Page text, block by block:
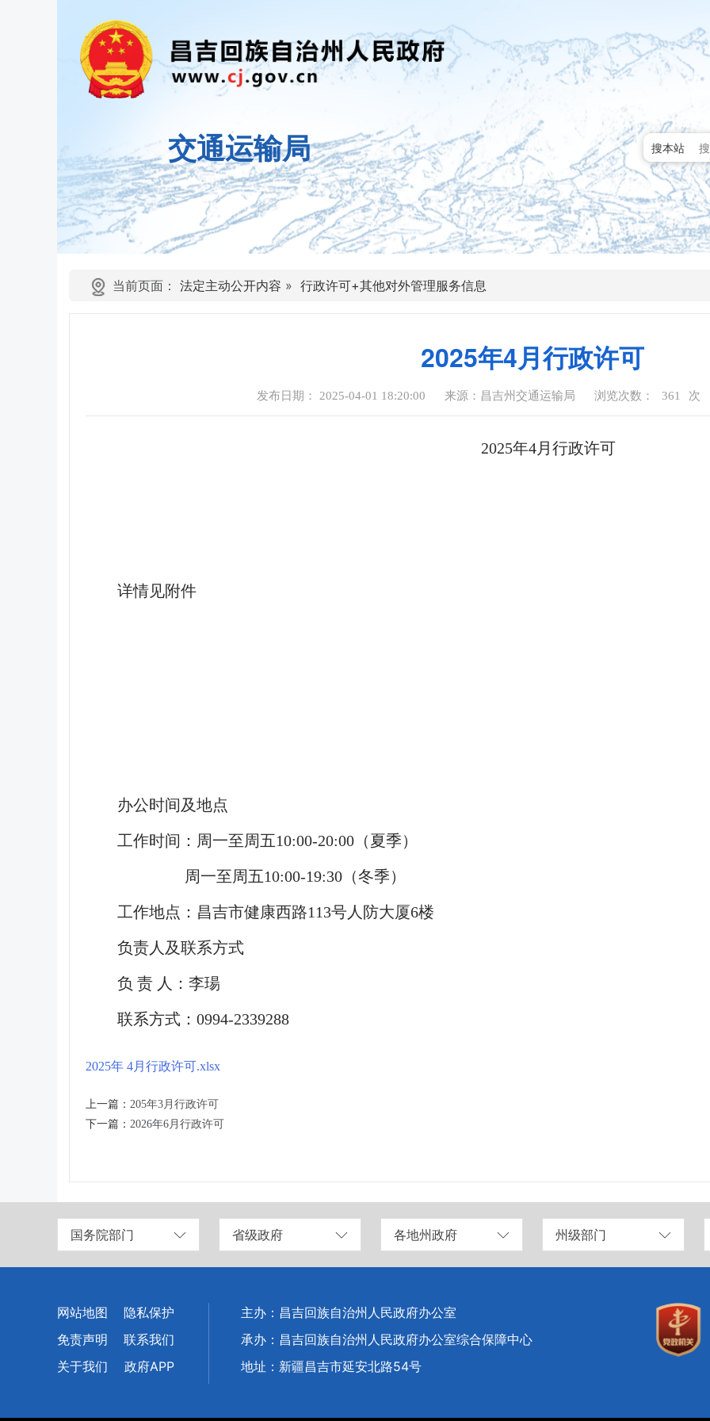
交通运输局 搜本站
当前页面： 法定主动公开内容 » 行政许可+其他对外管理服务信息
2025年4月行政许可
发布日期： 2025-04-01 18:20:00 来源：昌吉州交通运输局 浏览次数： 361 次
2025年4月行政许可
详情见附件
办公时间及地点
工作时间：周一至周五10:00-20:00（夏季）
周一至周五10:00-19:30（冬季）
工作地点：昌吉市健康西路113号人防大厦6楼
负责人及联系方式
负 责 人：李瑒
联系方式：0994-2339288
2025年 4月行政许可.xlsx
上一篇： 205年3月行政许可
下一篇： 2026年6月行政许可
国务院部门 省级政府 各地州政府 州级部门
网站地图
隐私保护
免责声明
联系我们
关于我们
政府APP
主办：昌吉回族自治州人民政府办公室
承办：昌吉回族自治州人民政府办公室综合保障中心
地址：新疆昌吉市延安北路54号